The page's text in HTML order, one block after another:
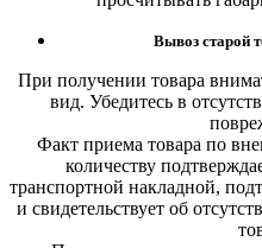
Вывоз старой
При получении товара
вид. Убедитесь в
Факт приема товара по
количеству
транспортной накладной,
и свидетельствует об